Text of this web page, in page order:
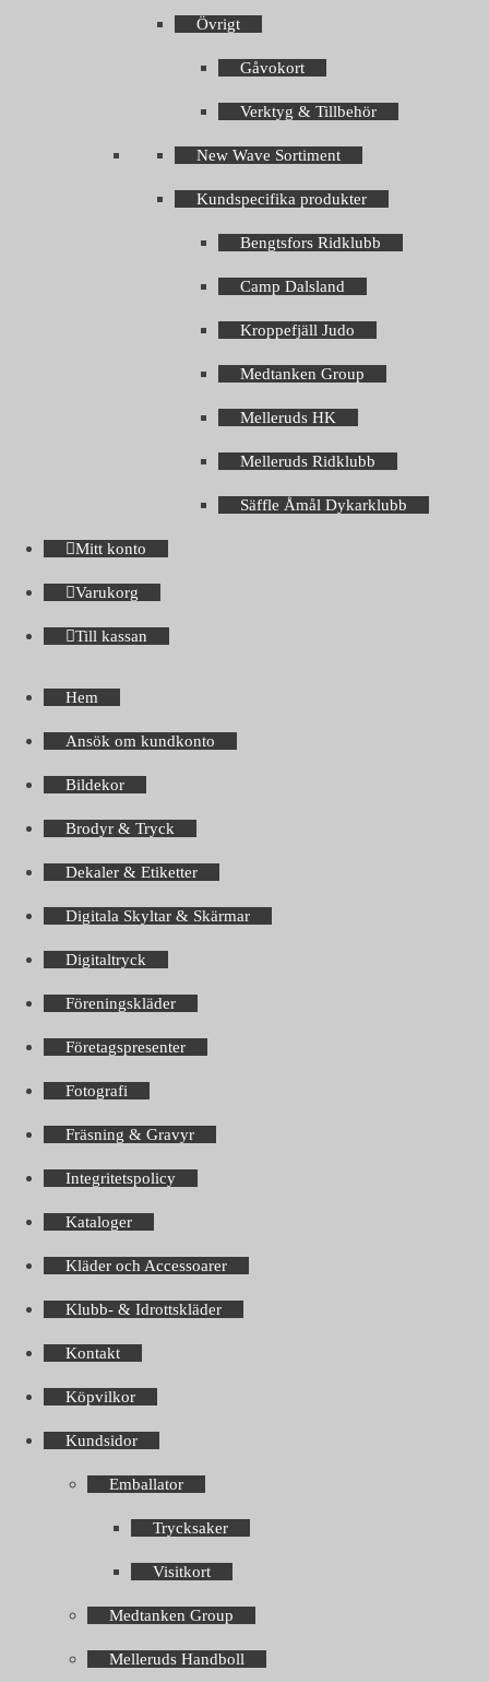
Övrigt
Gåvokort
Verktyg & Tillbehör
New Wave Sortiment
Kundspecifika produkter
Bengtsfors Ridklubb
Camp Dalsland
Kroppefjäll Judo
Medtanken Group
Melleruds HK
Melleruds Ridklubb
Säffle Åmål Dykarklubb
Mitt konto
Varukorg
Till kassan
Hem
Ansök om kundkonto
Bildekor
Brodyr & Tryck
Dekaler & Etiketter
Digitala Skyltar & Skärmar
Digitaltryck
Föreningskläder
Företagspresenter
Fotografi
Fräsning & Gravyr
Integritetspolicy
Kataloger
Kläder och Accessoarer
Klubb- & Idrottskläder
Kontakt
Köpvilkor
Kundsidor
Emballator
Trycksaker
Visitkort
Medtanken Group
Melleruds Handboll